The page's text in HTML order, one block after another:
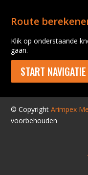
Route
Klik op onderstaande
gaan.
START
© CopyrightArimpex
voorbehouden